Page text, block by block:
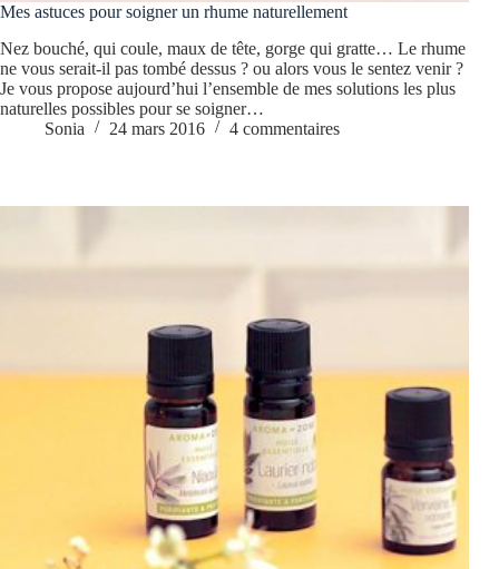
Mes astuces pour soigner un rhume naturellement
Nez bouché, qui coule, maux de tête, gorge qui gratte… Le rhume
ne vous serait-il pas tombé dessus ? ou alors vous le sentez venir ?
Je vous propose aujourd’hui l’ensemble de mes solutions les plus
naturelles possibles pour se soigner…
Sonia
24 mars 2016 4 commentaires